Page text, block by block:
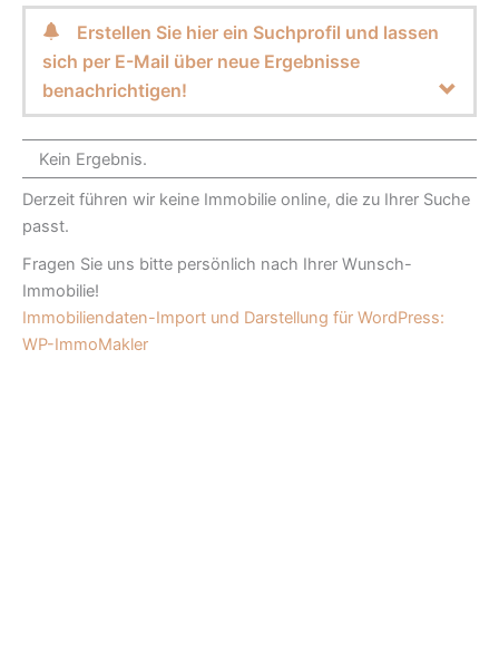
Erstellen Sie hier ein Suchprofil und lassen
sich per E-Mail über neue Ergebnisse
benachrichtigen!
Kein Ergebnis.
Derzeit führen wir keine Immobilie online, die zu Ihrer Suche
passt.
Fragen Sie uns bitte persönlich nach Ihrer Wunsch-
Immobilie!
Immobiliendaten-Import und Darstellung für WordPress:
WP-ImmoMakler